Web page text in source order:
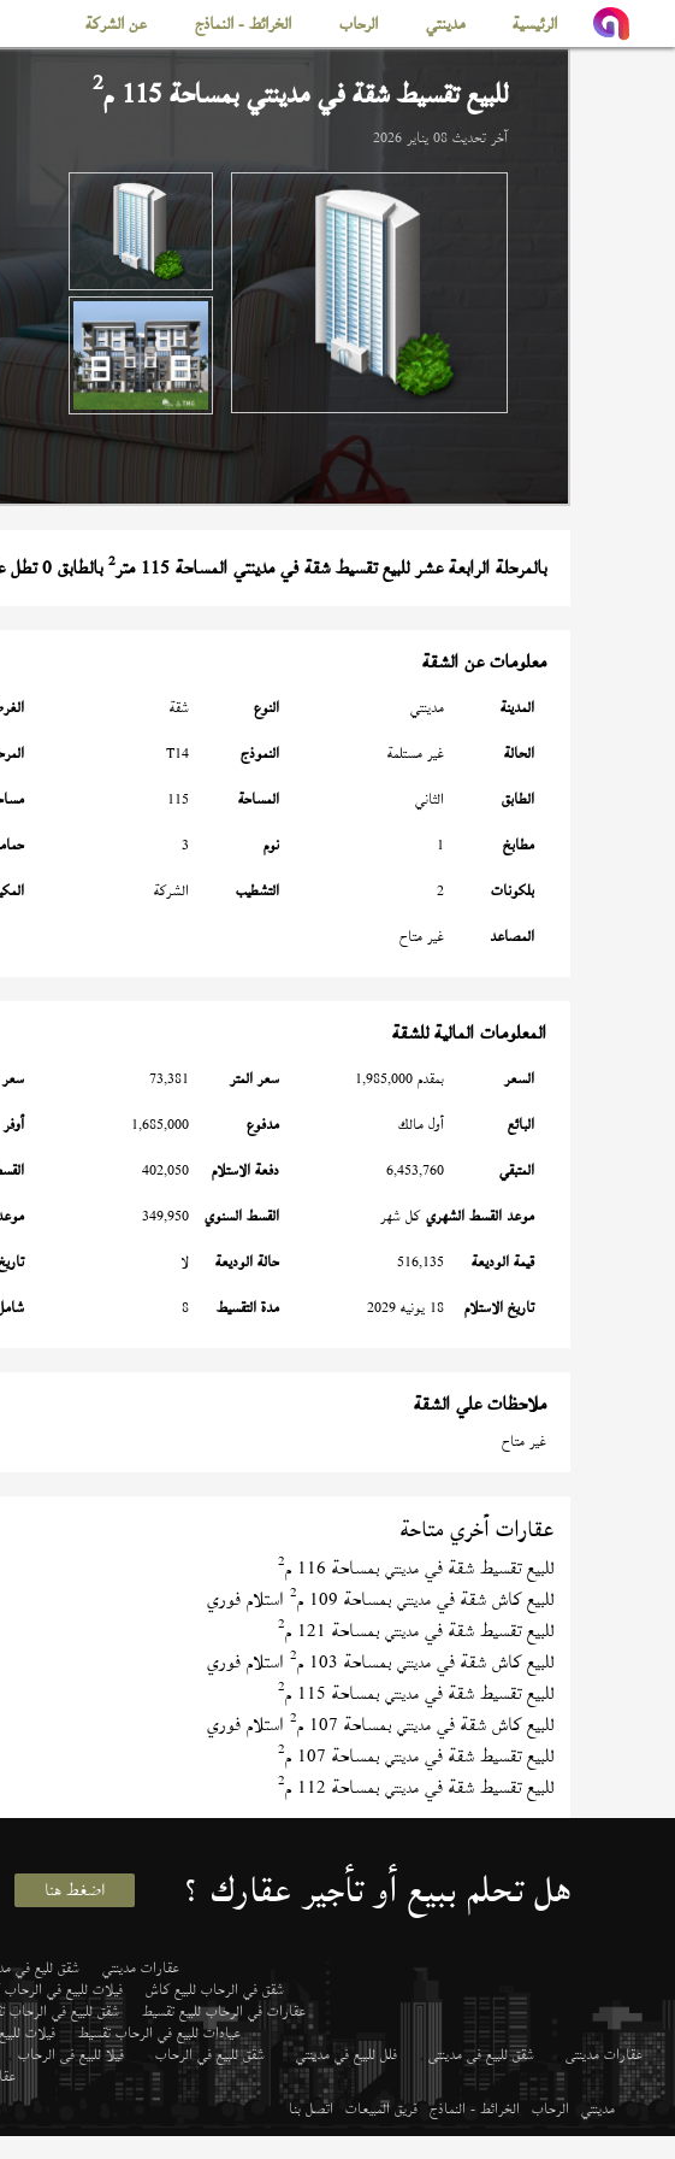
الرئيسية مدينتي الرحاب الخرائط - النماذج عن الشركة
للبيع تقسيط شقة فيمدينتيبمساحة 115 م 2
آخر تحديث08 يناير 2026
بالمرحلة الرابعة عشر للبيع تقسيط شقة في مدينتي المساحة 115 متر 2بالطابق 0 تطل على تشمل 3 نوم 2 حمام 2 بلكونة النموذج (
معلومات عن الشقة
المدينة مدينتي النوع شقة
الحالة
غير مستلمة النموذج T14
الطابق
الثاني المساحة 115
مطابخ
1 نوم 3
بلكونات
2 التشطيب الشركة
المصاعد
غير متاح
المعلومات المالية للشقة
السعر بمقدم 1,985,000 سعر المتر 73,381 سعر
البائع
أول مالك مدفوع 1,685,000 أوفر
المتبقي
6,453,760 دفعة الاستلام 402,050
موعد القسط الشهري كل شهر القسط السنوي 349,950
قيمة الوديعة
516,135 حالة الوديعة لا
تاريخ الاستلام
18 يونيه 2029 مدة التقسيط 8
ملاحظات علي الشقة
غير متاح
عقارات أخري متاحة
للبيع تقسيط شقة في مدينتي بمساحة 116 م 2
للبيع كاش شقة في مدينتي بمساحة 109 م 2 استلام فوري
للبيع تقسيط شقة في مدينتي بمساحة 121 م 2
للبيع كاش شقة في مدينتي بمساحة 103 م 2 استلام فوري
للبيع تقسيط شقة في مدينتي بمساحة 115 م 2
للبيع كاش شقة في مدينتي بمساحة 107 م 2 استلام فوري
للبيع تقسيط شقة في مدينتي بمساحة 107 م 2
للبيع تقسيط شقة في مدينتي بمساحة 112 م 2
هل تحلم ببيع أو تأجير عقارك ؟ اضغط هنا
عقارات مدينتي شقق لليع في
شقق في الرحاب للبيع كاش فيلات للبيع في
عقارات في الرحاب للبيع تقسيط شقق للبيع في الرحاب
عيادات للبيع في الرحاب تقسيط فيلات
عقارات مدينتى شقق للبيع فى مدينتى , فلل للبيع في مدينتي, شقق للبيع في الرحاب فيلا للبيع فى الرحاب ,
مدينتي الرحاب الخرائط - النماذج فريق المبيعات اتصل بنا